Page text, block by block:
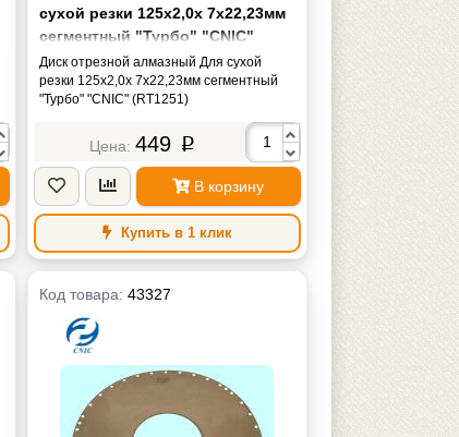
сухой резки 125х2,0х 7х22,23мм
сегментный "Турбо" "CNIC"
(RT1251)
Диск отрезной алмазный Для сухой
резки 125х2,0х 7х22,23мм сегментный
"Турбо" "CNIC" (RT1251)
449 p
В корзину
Купить в 1 клик
Код товара:43327